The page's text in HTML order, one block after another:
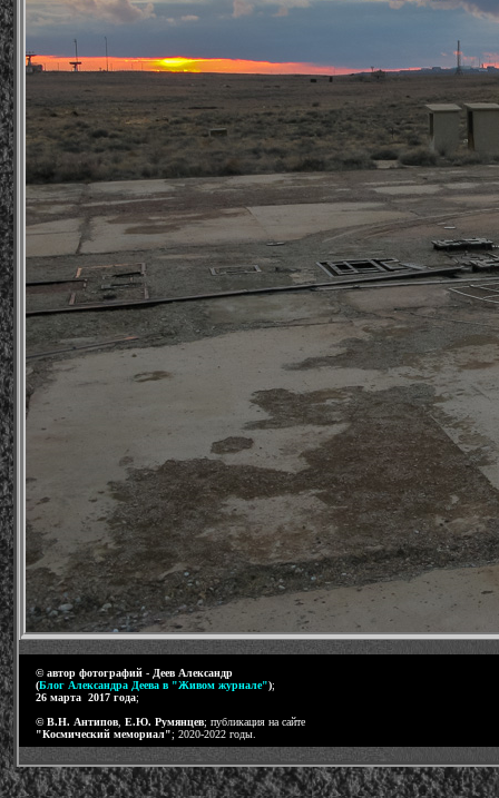
©автор фотографий - Деев Александр
(Блог Александра Деева в "Живом журнале");
26 марта 2017 года;
©В.Н. Антипов Е.Ю. Румянцев; публикация на сайте
"Космический мемориал"; 2020-2022 годы.